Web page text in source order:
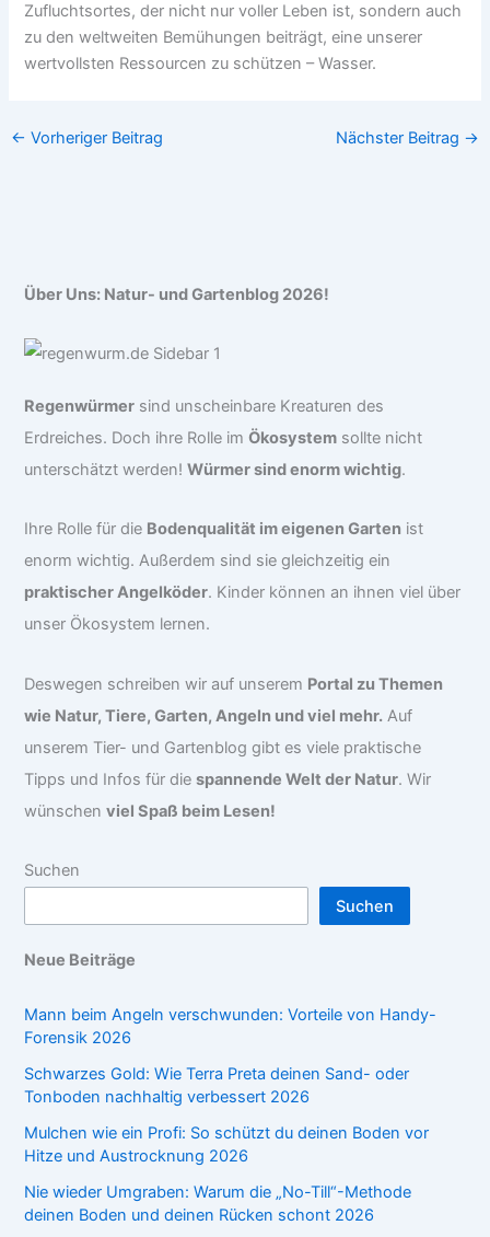
Zufluchtsortes, der nicht nur voller Leben ist, sondern auch
zu den weltweiten Bemühungen beiträgt, eine unserer
wertvollsten Ressourcen zu schützen – Wasser.
← Vorheriger Beitrag Nächster Beitrag →
Über Uns: Natur- und Gartenblog 2026!
Regenwürmer sind unscheinbare Kreaturen des
Erdreiches. Doch ihre Rolle imÖkosystem sollte nicht
unterschätzt werden!Würmer sind enorm wichtig.
Ihre Rolle für die Bodenqualität im eigenen Garten ist
enorm wichtig. Außerdem sind sie gleichzeitig ein
praktischer Angelköder. Kinder können an ihnen viel über
unser Ökosystem lernen.
Deswegen schreiben wir auf unserem Portal zu Themen
wie Natur, Tiere, Garten, Angeln und viel mehr. Auf
unserem Tier- und Gartenblog gibt es viele praktische
Tipps und Infos für diespannende Welt der Natur. Wir
wünschenviel Spaß beim Lesen!
Suchen
Suchen
Neue Beiträge
Mann beim Angeln verschwunden: Vorteile von Handy-
Forensik 2026
Schwarzes Gold: Wie Terra Preta deinen Sand- oder
Tonboden nachhaltig verbessert 2026
Mulchen wie ein Profi: So schützt du deinen Boden vor
Hitze und Austrocknung 2026
Nie wieder Umgraben: Warum die „No-Till“-Methode
deinen Boden und deinen Rücken schont 2026